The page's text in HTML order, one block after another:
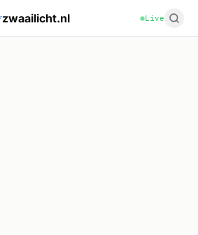
zwaailicht.nl Live